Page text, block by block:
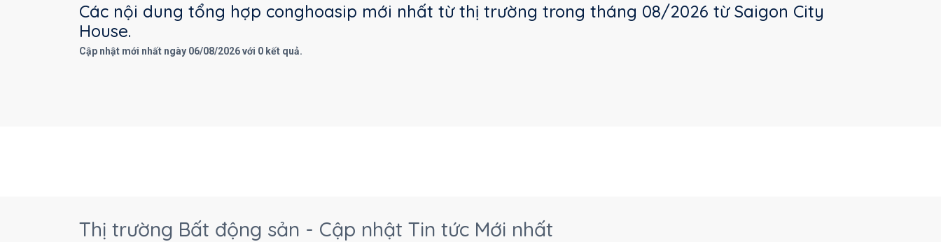
Các nội dung tổng hợp conghoasip mới nhất từ thị trường trong tháng 08/2026 từ Saigon City
House.
Cập nhật mới nhất ngày 06/08/2026 với 0 kết quả.
Thị trường Bất động sản - Cập nhật Tin tức Mới nhất